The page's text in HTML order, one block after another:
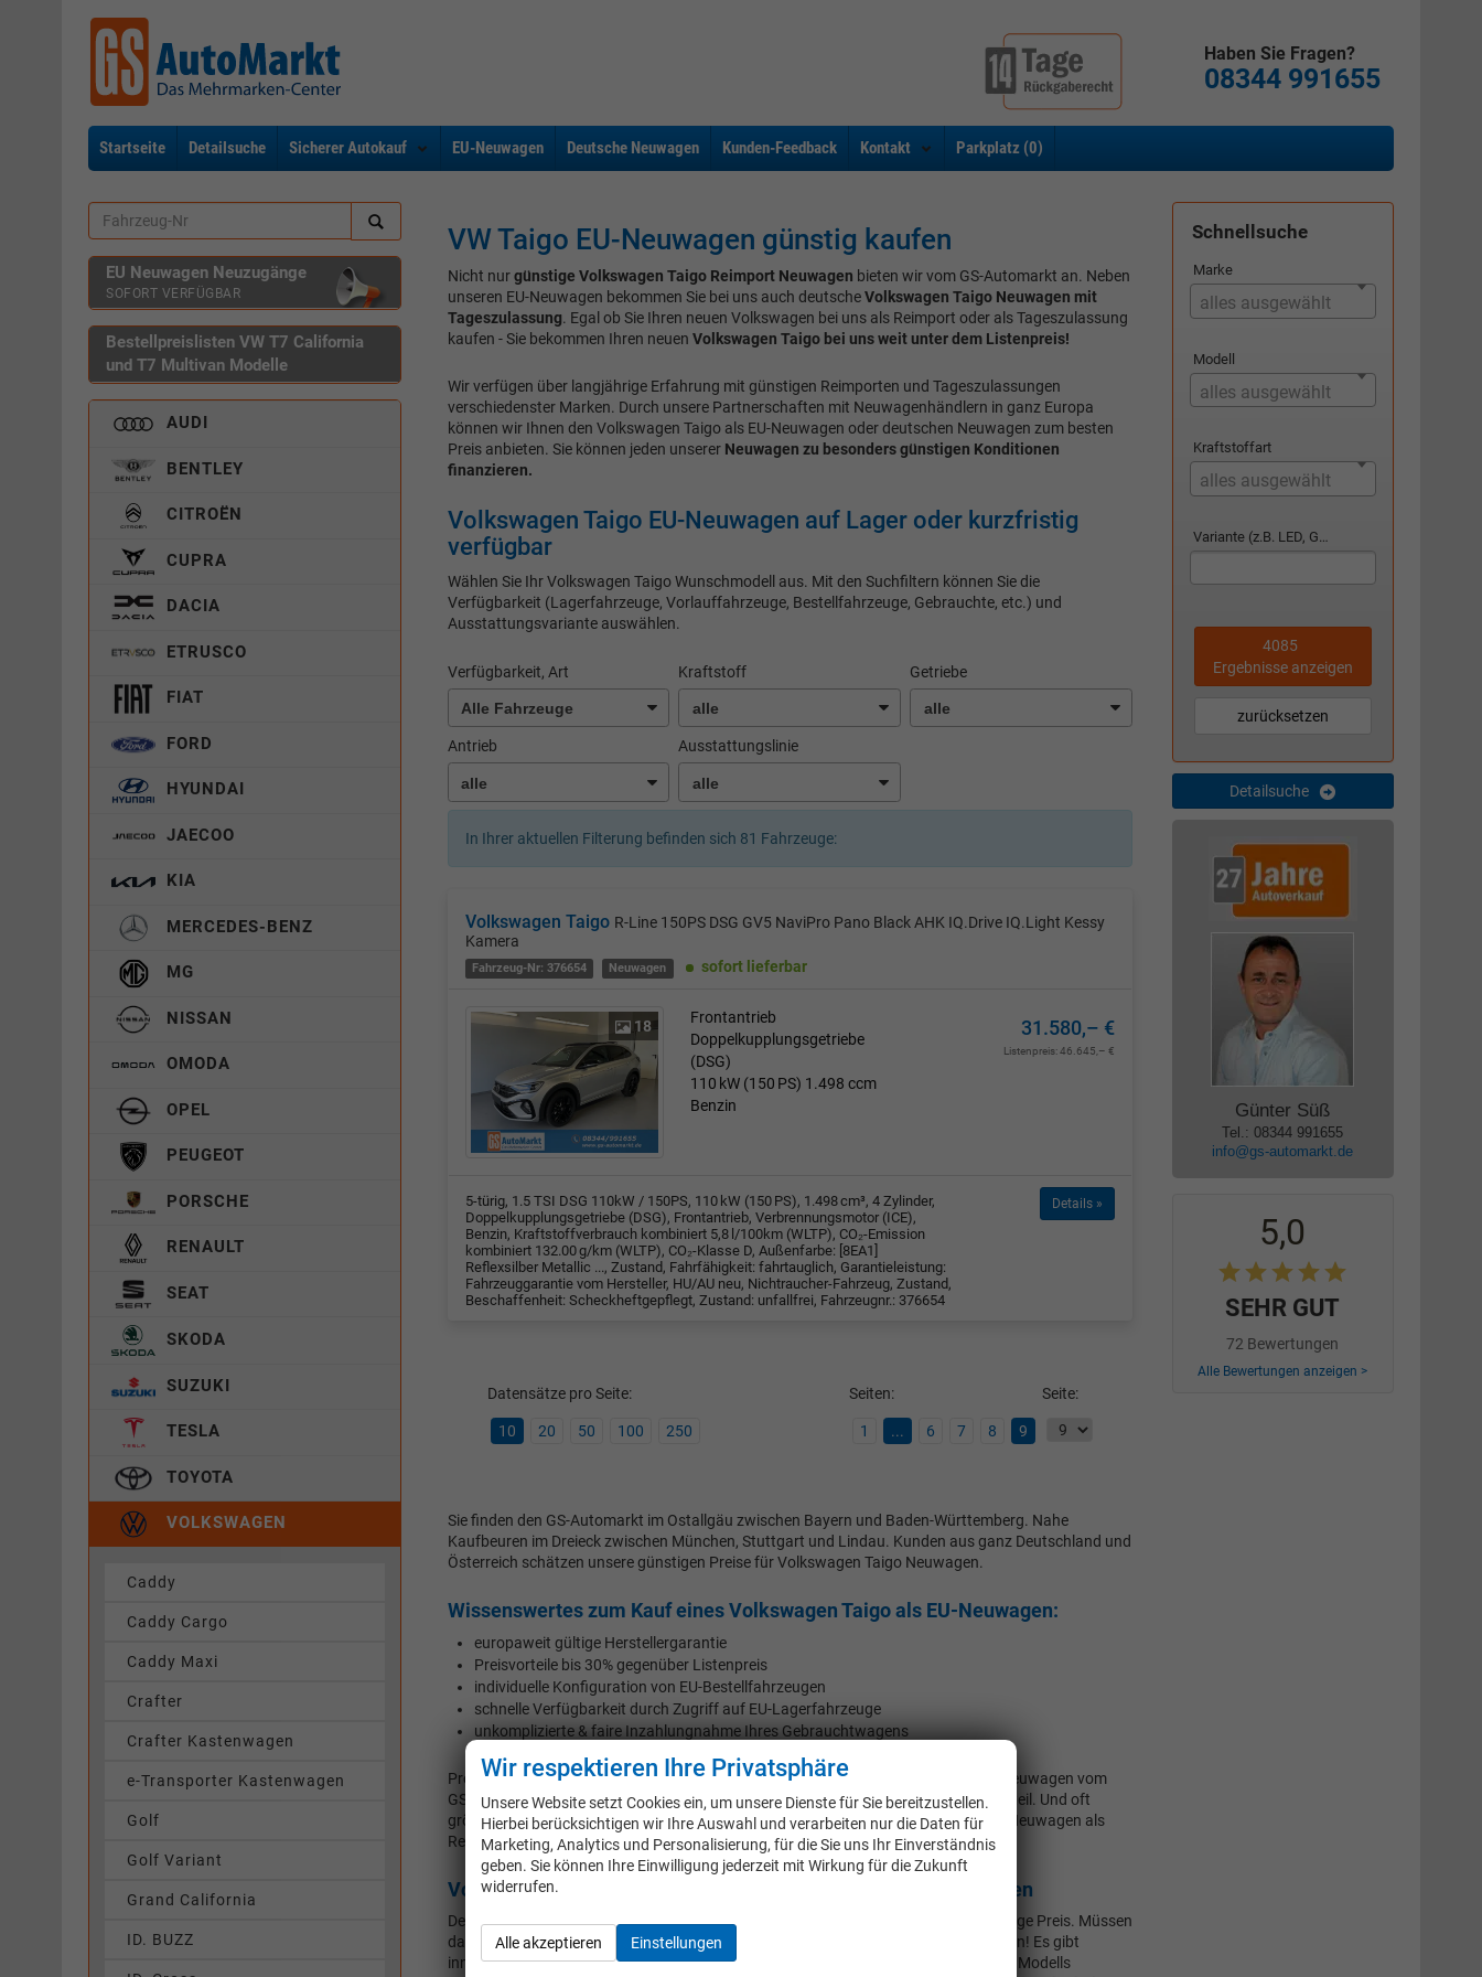
Haben Sie Fragen?
08344 991655
Startseite Detailsuche Sicherer Autokauf EU-Neuwagen Deutsche Neuwagen Kunden-Feedback Kontakt Parkplatz (0)
VW Taigo EU-Neuwagen günstig kaufen
Nicht nurgünstige Volkswagen Taigo Reimport Neuwagen bieten wir vom GS-Automarkt an. Neben
unseren EU-Neuwagen bekommen Sie bei uns auch deutscheVolkswagen Taigo Neuwagen mit
Tageszulassung. Egal ob Sie Ihren neuen Volkswagen bei uns als Reimport oder als Tageszulassung
kaufen - Sie bekommen Ihren neuen Volkswagen Taigo bei uns weit unter dem Listenpreis!
Wir verfügen über langjährige Erfahrung mit günstigen Reimporten und Tageszulassungen
verschiedenster Marken. Durch unsere Partnerschaften mit Neuwagenhändlern in ganz Europa
können wir Ihnen den Volkswagen Taigo als EU-Neuwagen oder deutschen Neuwagen zum besten
Preis anbieten. Sie können jeden unserer Neuwagen zu besonders günstigen Konditionen
finanzieren.
Volkswagen Taigo EU-Neuwagen auf Lager oder kurzfristig
verfügbar
Wählen Sie Ihr Volkswagen Taigo Wunschmodell aus. Mit den Suchfiltern können Sie die
Verfügbarkeit (Lagerfahrzeuge, Vorlauffahrzeuge, Bestellfahrzeuge, Gebrauchte, etc.) und
Ausstattungsvariante auswählen.
Verfügbarkeit, Art Kraftstoff Getriebe
Antrieb Ausstattungslinie
In Ihrer aktuellen Filterung befinden sich 81 Fahrzeuge:
Volkswagen Taigo R-Line 150PS DSG GV5 NaviPro Pano Black AHK IQ.Drive IQ.Light Kessy
Kamera
Fahrzeug-Nr: 376654 Neuwagen sofort lieferbar
18
Frontantrieb
Doppelkupplungsgetriebe
(DSG)
110 kW (150 PS) 1.498 ccm
Benzin
31.580,– €
Listenpreis:46.645,– €
5-türig, 1.5 TSI DSG 110kW / 150PS, 110 kW (150 PS), 1.498 cm³, 4 Zylinder,
Doppelkupplungsgetriebe (DSG), Frontantrieb, Verbrennungsmotor (ICE),
Benzin, Kraftstoffverbrauch kombiniert 5,8 l/100km (WLTP), CO₂-Emission
kombiniert 132.00 g/km (WLTP), CO₂-Klasse D, Außenfarbe: [8EA1]
Reflexsilber Metallic ..., Zustand, Fahrfähigkeit: fahrtauglich, Garantieleistung:
Fahrzeuggarantie vom Hersteller, HU/AU neu, Nichtraucher-Fahrzeug, Zustand,
Beschaffenheit: Scheckheftgepflegt, Zustand: unfallfrei, Fahrzeugnr.: 376654
Details »
Datensätze pro Seite:
10 20 50 100 250
Seite:
Seiten:
1 ... 6 7 8 9
Sie finden den GS-Automarkt im Ostallgäu zwischen Bayern und Baden-Württemberg. Nahe
Kaufbeuren im Dreieck zwischen München, Stuttgart und Lindau. Kunden aus ganz Deutschland und
Österreich schätzen unsere günstigen Preise für Volkswagen Taigo Neuwagen.
Wissenswertes zum Kauf eines Volkswagen Taigo als EU-Neuwagen:
europaweit gültige Herstellergarantie
Preisvorteile bis 30% gegenüber Listenpreis
individuelle Konfiguration von EU-Bestellfahrzeugen
schnelle Verfügbarkeit durch Zugriff auf EU-Lagerfahrzeuge
unkomplizierte & faire Inzahlungnahme Ihres Gebrauchtwagens
Profitieren Sie von der Entscheidung für einen Volkswagen Taigo als Reimport EU-Neuwagen vom
GS-Automarkt! Unsere EU-Fahrzeuge von Volkswagen bieten einen großen Preisvorteil. Und oft
größeren Ausstattungsumfang als die deutsche Ausführung. Ein Bürstner Ixeo EU-Neuwagen als
Reimport ist eine kluge Entscheidung, wenn Sie mehr Auto für Ihr Geld wollen!
Volkswagen Taigo als EU-Neuwagen Reimport ohne Risiko kaufen
Der sofort erkennbare Vorteil eines Volkswagen Taigo als EU-Fahrzeug ist der günstige Preis. Müssen
dafür Abstriche in Sicherheit, Qualität oder Ausstattung hingenommen werden ? Nein! Es gibt
innerhalb der EU keine länderspezifischen Typprüfungen mehr. Alle Neuwagen eines Modells
EU Neuwagen Neuzugänge
SOFORT VERFÜGBAR
Bestellpreislisten VW T7 California
und T7 Multivan Modelle
AUDI
BENTLEY
CITROËN
CUPRA
DACIA
ETRUSCO
FIAT
FORD
HYUNDAI
JAECOO
KIA
MERCEDES-BENZ
MG
NISSAN
OMODA
OPEL
PEUGEOT
PORSCHE
RENAULT
SEAT
SKODA
SUZUKI
TESLA
TOYOTA
VOLKSWAGEN
Caddy
Caddy Cargo
Caddy Maxi
Crafter
Crafter Kastenwagen
e-Transporter Kastenwagen
Golf
Golf Variant
Grand California
ID. BUZZ
Schnellsuche
Marke
alles ausgewählt
Modell
alles ausgewählt
Kraftstoffart
alles ausgewählt
Variante (z.B. LED, GTI, Facelift...)
4085
Ergebnisse anzeigen
zurücksetzen
Detailsuche
Günter Süß
Tel.: 08344 991655
info@gs-automarkt.de
5,0
SEHR GUT
72 Bewertungen
Alle Bewertungen anzeigen >
Wir respektieren Ihre Privatsphäre
Unsere Website setzt Cookies ein, um unsere Dienste für Sie bereitzustellen.
Hierbei berücksichtigen wir Ihre Auswahl und verarbeiten nur die Daten für
Marketing, Analytics und Personalisierung, für die Sie uns Ihr Einverständnis
geben. Sie können Ihre Einwilligung jederzeit mit Wirkung für die Zukunft
widerrufen.
Alle akzeptieren Einstellungen